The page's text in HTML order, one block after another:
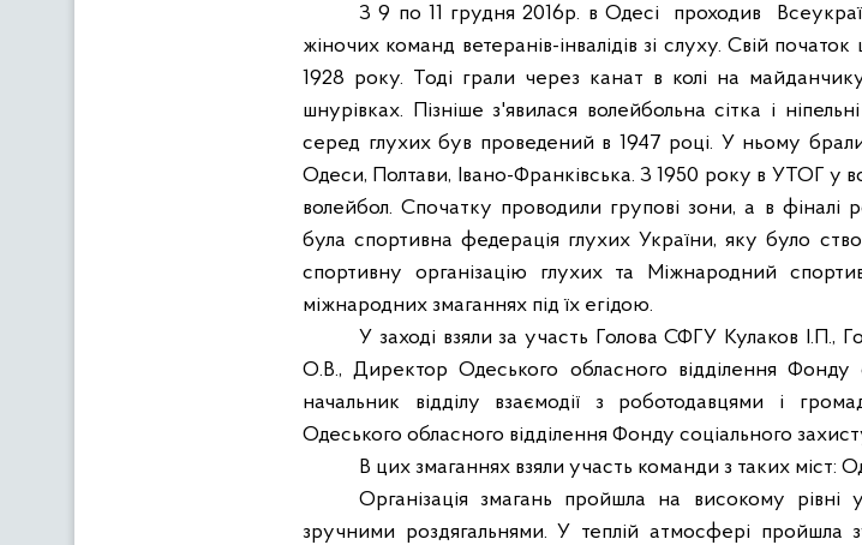
З 9 по 11 грудня 2016р. в Одесі проходив
жіночих команд ветеранів-інвалідів зі слуху. Свій
1928 року. Тоді грали через канат в колі на
шнурівках. Пізніше з'явилася волейбольна сітка і
серед глухих був проведений в 1947 році. У ньому
Одеси, Полтави, Івано-Франківська. З 1950 року в УТОГ у
волейбол. Спочатку проводили групові зони, а в фіналі
була спортивна федерація глухих України, яку було
спортивну організацію глухих та Міжнародний
міжнародних змаганнях під їх егідою.
У заході взяли за участь Голова СФГУ Кулаков І.П.,
О.В., Директор Одеського обласного відділення Фонду
начальник відділу взаємодії з роботодавцями і
Одеського обласного відділення Фонду соціального
В цих змаганнях взяли участь команди з таких міст:
Організація змагань пройшла на високому
зручними роздягальнями. У теплій атмосфері пройшла